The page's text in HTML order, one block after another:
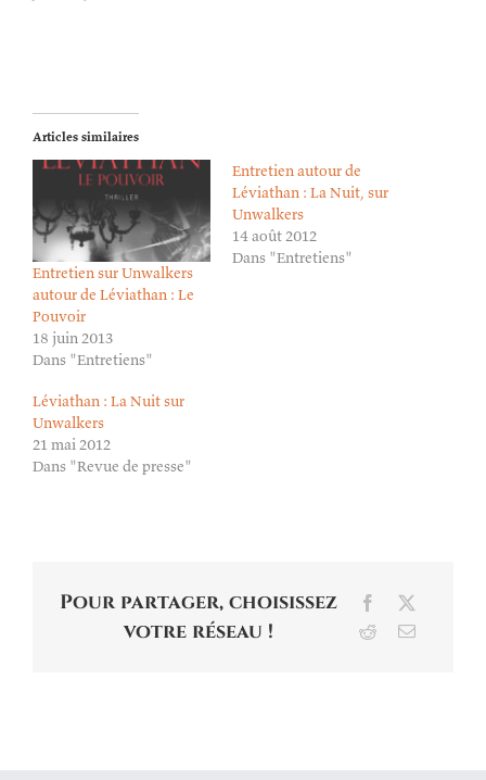
Articles similaires
Entretien sur Unwalkers
autour de Léviathan : Le
Pouvoir
18 juin 2013
Dans "Entretiens"
Entretien autour de
Léviathan : La Nuit, sur
Unwalkers
14 août 2012
Dans "Entretiens"
Léviathan : La Nuit sur
Unwalkers
21 mai 2012
Dans "Revue de presse"
Pour partager, choisissez
votre réseau !
Facebook
RedditEmail